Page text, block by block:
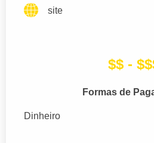
site
$$ -
Formas de
Dinheiro